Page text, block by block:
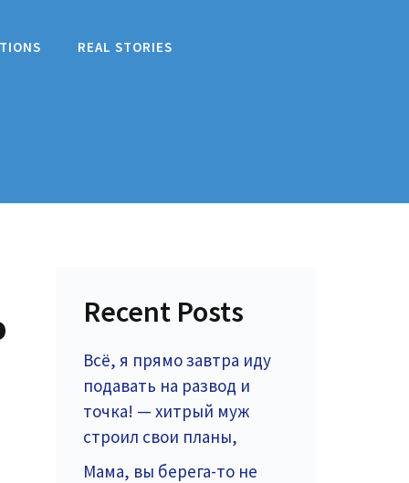
REAL STORIES
Recent Posts
Всё, я прямо завтра иду
подавать на развод и
точка! — хитрый муж
строил свои планы,
Мама, вы берега-то не